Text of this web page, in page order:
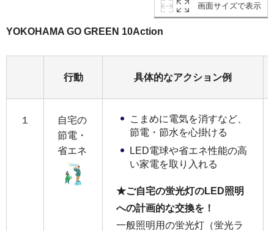
画面サイズで表示
YOKOHAMA GO GREEN 10Action
行動 具体的なアクション例
１
自宅の
節電・
省エネ
こまめに電気を消すなど、
節電・節水を心掛ける
LED電球や省エネ性能の高
い家電を取り入れる
★ご自宅の蛍光灯のLED照明
への計画的な交換を！
一般照明用の蛍光灯（蛍光ラ